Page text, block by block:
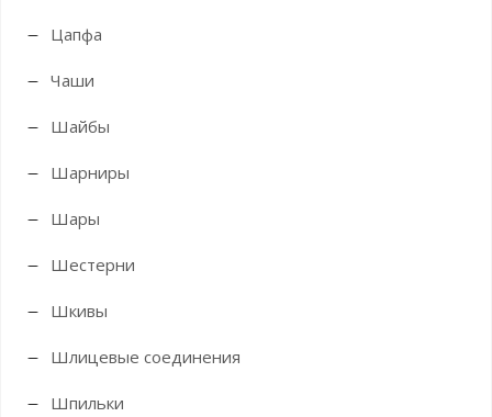
Цапфа
Чаши
Шайбы
Шарниры
Шары
Шестерни
Шкивы
Шлицевые соединения
Шпильки